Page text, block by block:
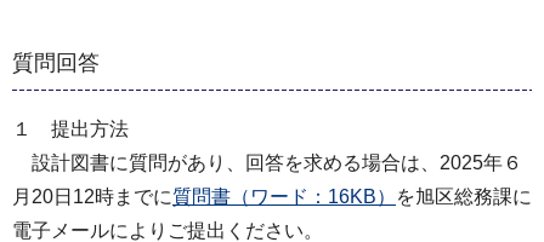
質問回答
１ 提出方法
設計図書に質問があり、回答を求める場合は、2025年６
月20日12時までに質問書（ワード：16KB）
を旭区総務課に
電子メールによりご提出ください。